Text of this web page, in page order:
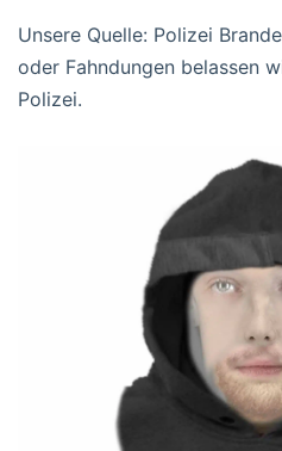
Unsere Quelle: Polizei
oder Fahndungen belassen
Polizei.